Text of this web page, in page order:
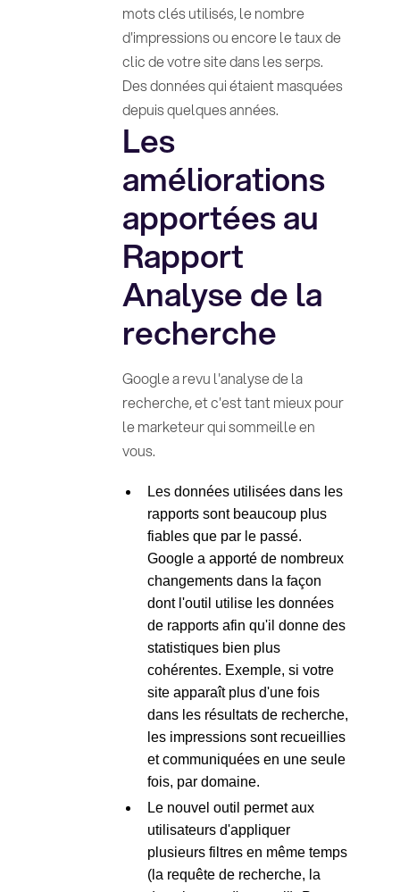
mots clés utilisés, le nombre
d'impressions ou encore le taux de
clic de votre site dans les serps.
Des données qui étaient masquées
depuis quelques années.
Les
améliorations
apportées au
Rapport
Analyse de la
recherche
Google a revu l'analyse de la
recherche, et c'est tant mieux pour
le marketeur qui sommeille en
vous.
Les données utilisées dans les
rapports sont beaucoup plus
fiables que par le passé.
Google a apporté de nombreux
changements dans la façon
dont l'outil utilise les données
de rapports afin qu'il donne des
statistiques bien plus
cohérentes. Exemple, si votre
site apparaît plus d'une fois
dans les résultats de recherche,
les impressions sont recueillies
et communiquées en une seule
fois, par domaine.
Le nouvel outil permet aux
utilisateurs d'appliquer
plusieurs filtres en même temps
(la requête de recherche, la